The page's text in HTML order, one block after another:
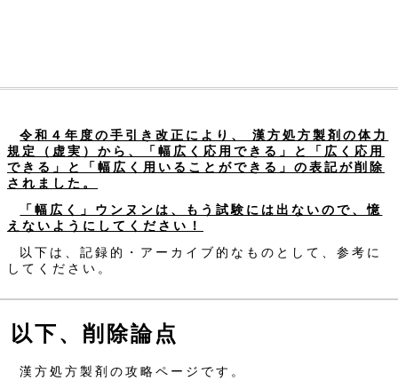
令和４年度の手引き改正により、 漢方処方製剤の体力
規定（虚実）から、「幅広く応用できる」と「広く応用
できる」と「幅広く用いることができる」の表記が削除
されました。
「幅広く」ウンヌンは、もう試験には出ないので、憶
えないようにしてください！
以下は、記録的・アーカイブ的なものとして、参考に
してください。
以下、削除論点
漢方処方製剤の攻略ページです。